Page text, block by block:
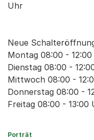
Uhr
Neue
Montag 08:00 -
Dienstag 08:00 -
Mittwoch 08:00 -
Donnerstag 08:00 -
Freitag 08:00 - 13:00
Porträt